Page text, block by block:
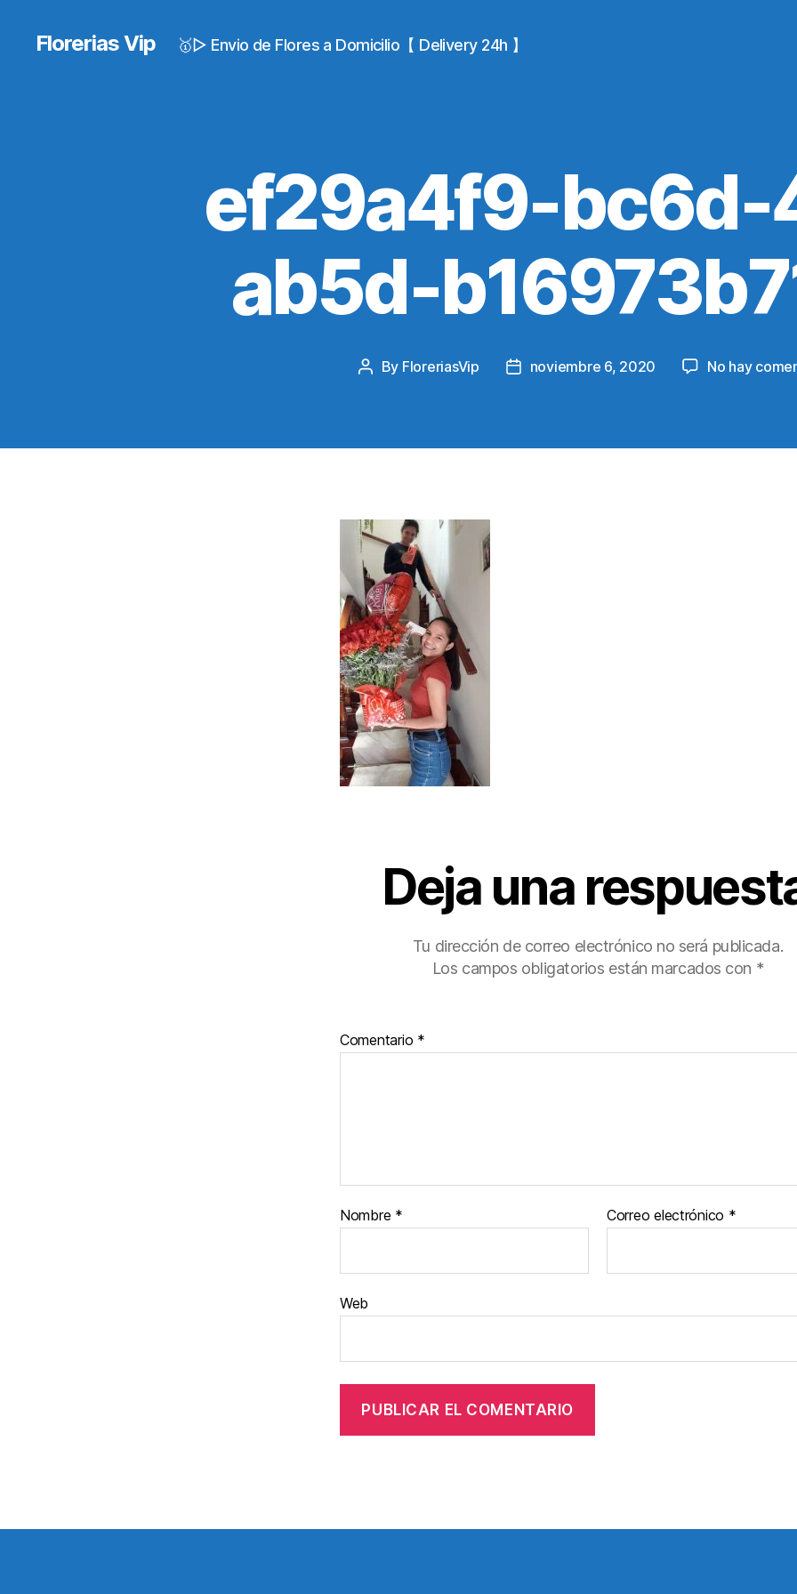
Florerias Vip 🥇▷ Envio de Flores a Domicilio【 Delivery 24h 】
ef29a4f9-
ab5d-
Post
By FloreriasVip
Postnoviembre 6, 2020 No hay
Deja una
Tu dirección de correo electrónico no será publicada.
Los campos obligatorios están marcados con *
Comentario *
Nombre * Correo electrónico *
Web